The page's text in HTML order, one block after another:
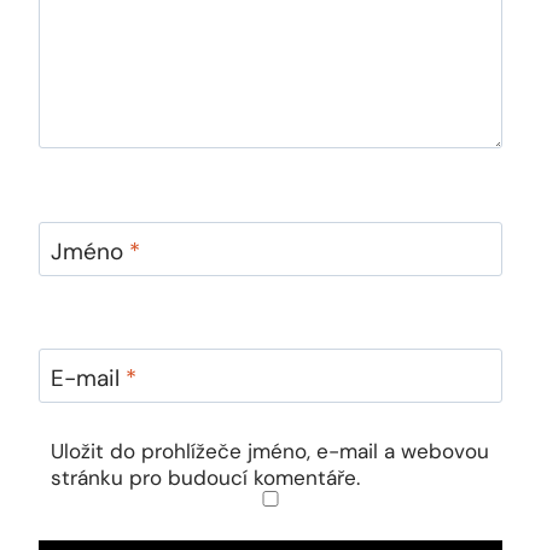
Jméno *
E-mail *
Uložit do prohlížeče jméno, e-mail a webovou
stránku pro budoucí komentáře.